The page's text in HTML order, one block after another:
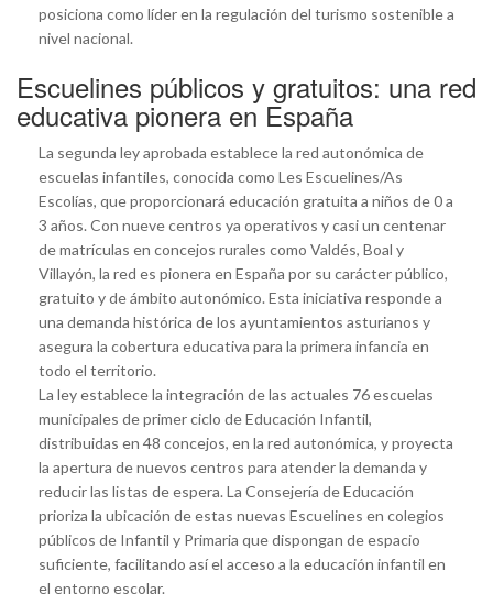
posiciona como líder en la regulación del turismo sostenible a
nivel nacional.
Escuelines públicos y gratuitos: una red
educativa pionera en España
La segunda ley aprobada establece la red autonómica de
escuelas infantiles, conocida como Les Escuelines/As
Escolías, que proporcionará educación gratuita a niños de 0 a
3 años. Con nueve centros ya operativos y casi un centenar
de matrículas en concejos rurales como Valdés, Boal y
Villayón, la red es pionera en España por su carácter público,
gratuito y de ámbito autonómico. Esta iniciativa responde a
una demanda histórica de los ayuntamientos asturianos y
asegura la cobertura educativa para la primera infancia en
todo el territorio.
La ley establece la integración de las actuales 76 escuelas
municipales de primer ciclo de Educación Infantil,
distribuidas en 48 concejos, en la red autonómica, y proyecta
la apertura de nuevos centros para atender la demanda y
reducir las listas de espera. La Consejería de Educación
prioriza la ubicación de estas nuevas Escuelines en colegios
públicos de Infantil y Primaria que dispongan de espacio
suficiente, facilitando así el acceso a la educación infantil en
el entorno escolar.